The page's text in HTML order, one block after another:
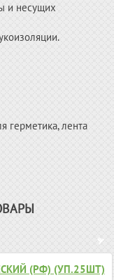
и несущих
герметика, лента
(РФ) (УП.25ШТ)